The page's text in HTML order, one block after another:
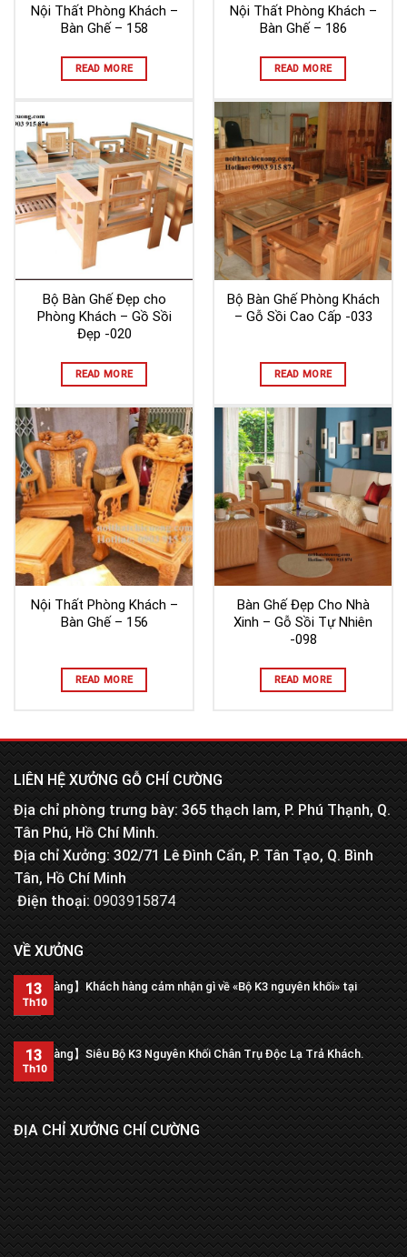
Nội Thất Phòng Khách –
Bàn Ghế – 158
READ MORE
Nội Thất Phòng Khách –
Bàn Ghế – 186
READ MORE
Bộ Bàn Ghế Đẹp cho
Phòng Khách – Gồ Sồi
Đẹp -020
READ MORE
Bộ Bàn Ghế Phòng Khách
– Gỗ Sồi Cao Cấp -033
READ MORE
Nội Thất Phòng Khách –
Bàn Ghế – 156
READ MORE
Bàn Ghế Đẹp Cho Nhà
Xinh – Gỗ Sồi Tự Nhiên
-098
READ MORE
LIÊN HỆ XƯỞNG GỖ CHÍ CƯỜNG
Địa chỉ phòng trưng bày: 365 thạch lam, P. Phú Thạnh, Q.
Tân Phú, Hồ Chí Minh.
Địa chỉ Xưởng: 302/71 Lê Đình Cẩn, P. Tân Tạo, Q. Bình
Tân, Hồ Chí Minh
Điện thoại:0903915874
VỀ XƯỞNG
【Trả hàng】Khách hàng cảm nhận gì về «Bộ K3 nguyên khối» tại
xưởng?
13
Th10
【Trả hàng】Siêu Bộ K3 Nguyên Khối Chân Trụ Độc Lạ Trả Khách.
13
Th10
ĐỊA CHỈ XƯỞNG CHÍ CƯỜNG